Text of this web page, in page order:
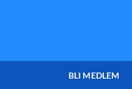
BLI MEDLEM